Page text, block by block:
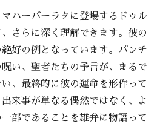
ハーバーラタに登場するドゥル
さらに深く理解できます。彼の
好の例となっています。パンチ
い、聖者たちの予言が、まるで
、最終的に彼の運命を形作って
来事が単なる偶然ではなく、よ
部であることを雄弁に物語って